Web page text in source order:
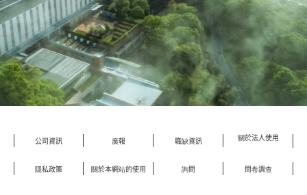
公司資訊 廣報 職缺資訊 關於法人使用
隱私政策 關於本網站的使用 詢問 問卷調查